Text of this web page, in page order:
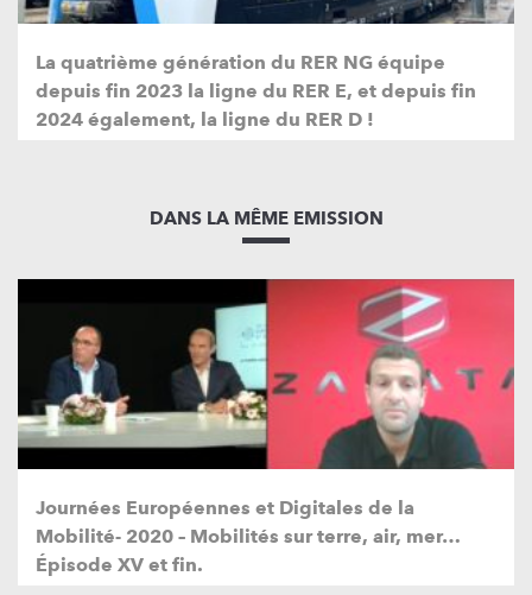
La quatrième génération du RER NG équipe
depuis fin 2023 la ligne du RER E, et depuis fin
2024 également, la ligne du RER D !
DANS LA MÊME EMISSION
Journées Européennes et Digitales de la
Mobilité- 2020 – Mobilités sur terre, air, mer…
Épisode XV et fin.